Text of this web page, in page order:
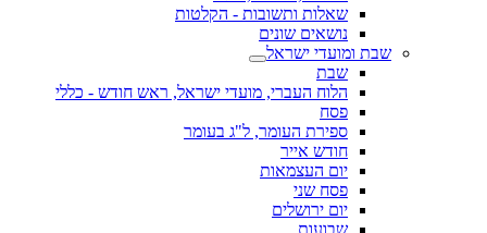
שאלות ותשובות - הקלטות
נושאים שונים
שבת ומועדי ישראל
שבת
הלוח העברי, מועדי ישראל, ראש חודש - כללי
פסח
ספירת העומר, ל"ג בעומר
חודש אייר
יום העצמאות
פסח שני
יום ירושלים
שבועות